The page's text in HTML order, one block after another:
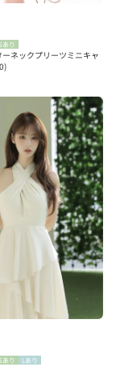
あり
ネックプリーツミニキャ
あり Lあり